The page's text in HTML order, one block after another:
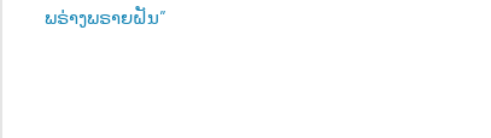
ພຣ່າງພຣາຍຝັນ”